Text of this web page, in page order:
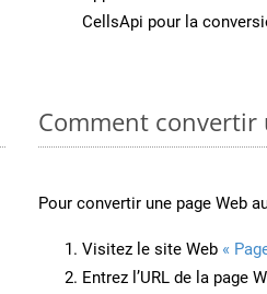
CellsApi pour la
Comment convertir
Pour convertir une page Web
Visitez le site Web «
Entrez l’URL de la page